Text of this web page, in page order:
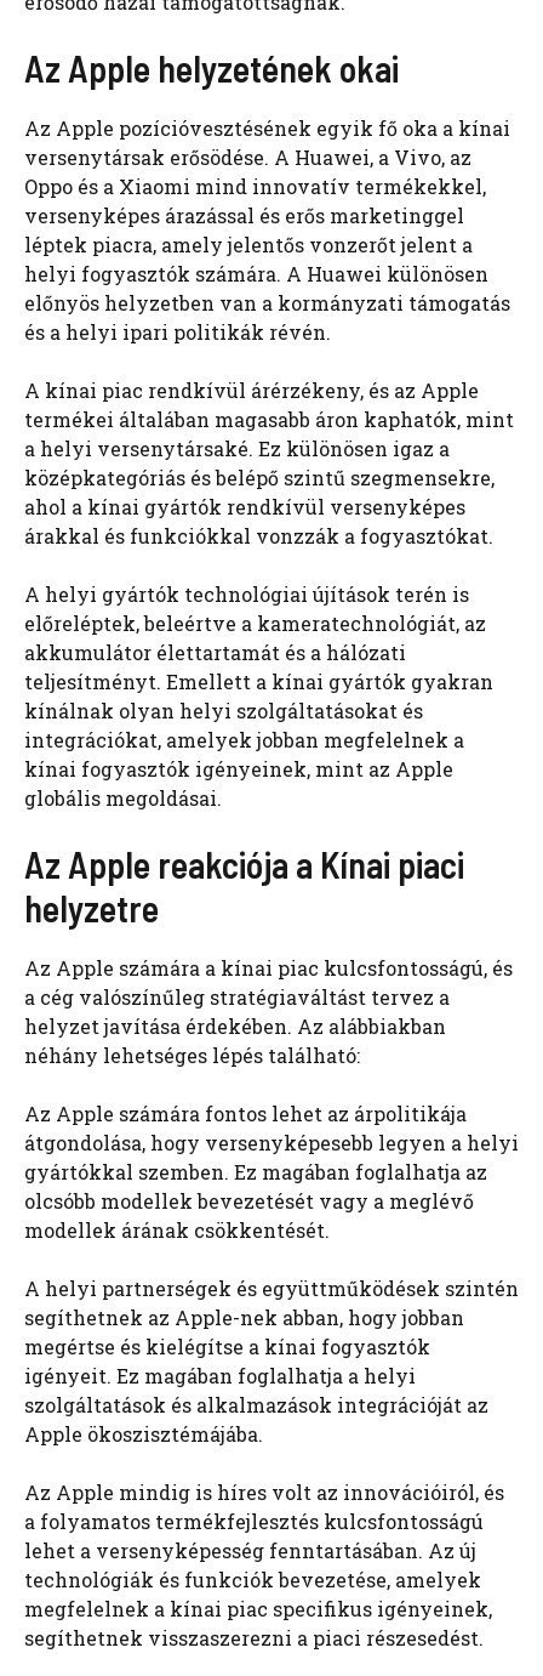
Az Apple helyzetének okai
Az Apple pozícióvesztésének egyik fő oka a kínai
versenytársak erősödése. A Huawei, a Vivo, az
Oppo és a Xiaomi mind innovatív termékekkel,
versenyképes árazással és erős marketinggel
léptek piacra, amely jelentős vonzerőt jelent a
helyi fogyasztók számára. A Huawei különösen
előnyös helyzetben van a kormányzati támogatás
és a helyi ipari politikák révén.
A kínai piac rendkívül árérzékeny, és az Apple
termékei általában magasabb áron kaphatók, mint
a helyi versenytársaké. Ez különösen igaz a
középkategóriás és belépő szintű szegmensekre,
ahol a kínai gyártók rendkívül versenyképes
árakkal és funkciókkal vonzzák a fogyasztókat.
A helyi gyártók technológiai újítások terén is
előreléptek, beleértve a kameratechnológiát, az
akkumulátor élettartamát és a hálózati
teljesítményt. Emellett a kínai gyártók gyakran
kínálnak olyan helyi szolgáltatásokat és
integrációkat, amelyek jobban megfelelnek a
kínai fogyasztók igényeinek, mint az Apple
globális megoldásai.
Az Apple reakciója a Kínai piaci
helyzetre
Az Apple számára a kínai piac kulcsfontosságú, és
a cég valószínűleg stratégiaváltást tervez a
helyzet javítása érdekében. Az alábbiakban
néhány lehetséges lépés található:
Az Apple számára fontos lehet az árpolitikája
átgondolása, hogy versenyképesebb legyen a helyi
gyártókkal szemben. Ez magában foglalhatja az
olcsóbb modellek bevezetését vagy a meglévő
modellek árának csökkentését.
A helyi partnerségek és együttműködések szintén
segíthetnek az Apple-nek abban, hogy jobban
megértse és kielégítse a kínai fogyasztók
igényeit. Ez magában foglalhatja a helyi
szolgáltatások és alkalmazások integrációját az
Apple ökoszisztémájába.
Az Apple mindig is híres volt az innovációiról, és
a folyamatos termékfejlesztés kulcsfontosságú
lehet a versenyképesség fenntartásában. Az új
technológiák és funkciók bevezetése, amelyek
megfelelnek a kínai piac specifikus igényeinek,
segíthetnek visszaszerezni a piaci részesedést.